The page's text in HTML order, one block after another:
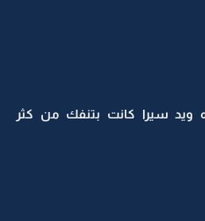
سيرا كانت بتنفك من كثر